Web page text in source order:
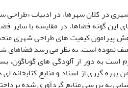
در کلان شهرها، در ادبیات
گونه فضاها، در مقایسه با سایر
پیرامون کیفیت های طراحی شهری
نموده است. به نظر می رسد فضاهای
به دور از آلودگی های گوناگون،
گیری از اسناد و منابع کتابخانه
به بررسی منابع گردآوری شده